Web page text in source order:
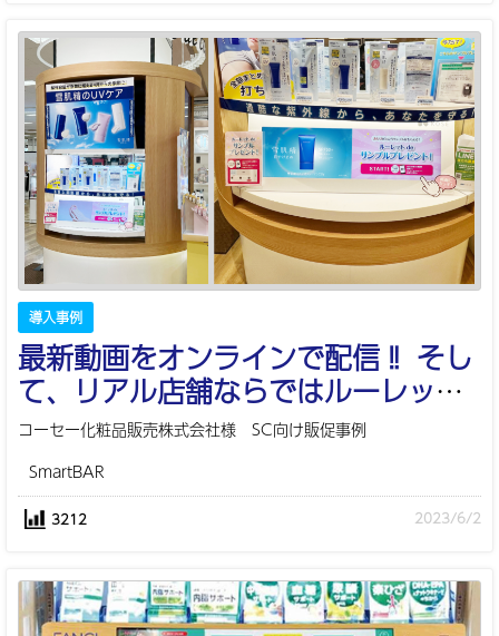
導入事例
最新動画をオンラインで配信‼ そし
て、リアル店舗ならではルーレット
ゲームでサンプル配布‼
コーセー化粧品販売株式会社様 SC向け販促事例
SmartBAR
3212 2023/6/2